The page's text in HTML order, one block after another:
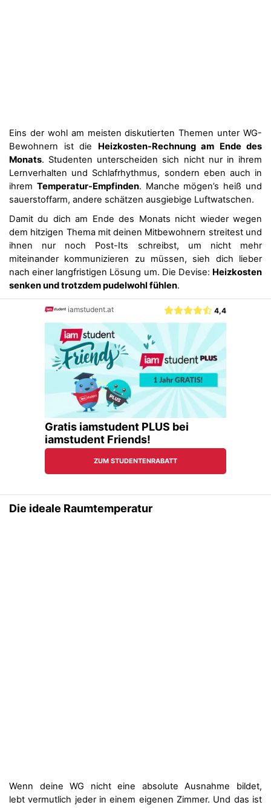
Eins der wohl am meisten diskutierten Themen unter WG-
Bewohnern ist die Heizkosten-Rechnung am Ende des
Monats. Studenten unterscheiden sich nicht nur in ihrem
Lernverhalten und Schlafrhythmus, sondern eben auch in
ihrem Temperatur-Empfinden. Manche mögen’s heiß und
sauerstoffarm, andere schätzen ausgiebige Luftwatschen.
Damit du dich am Ende des Monats nicht wieder wegen
dem hitzigen Thema mit deinen Mitbewohnern streitest und
ihnen nur noch Post-Its schreibst, um nicht mehr
miteinander kommunizieren zu müssen, sieh dich lieber
nach einer langfristigen Lösung um. Die Devise: Heizkosten
senken und trotzdem pudelwohl fühlen.
Die ideale Raumtemperatur
Wenn deine WG nicht eine absolute Ausnahme bildet,
lebt vermutlich jeder in einem eigenen Zimmer. Und das ist